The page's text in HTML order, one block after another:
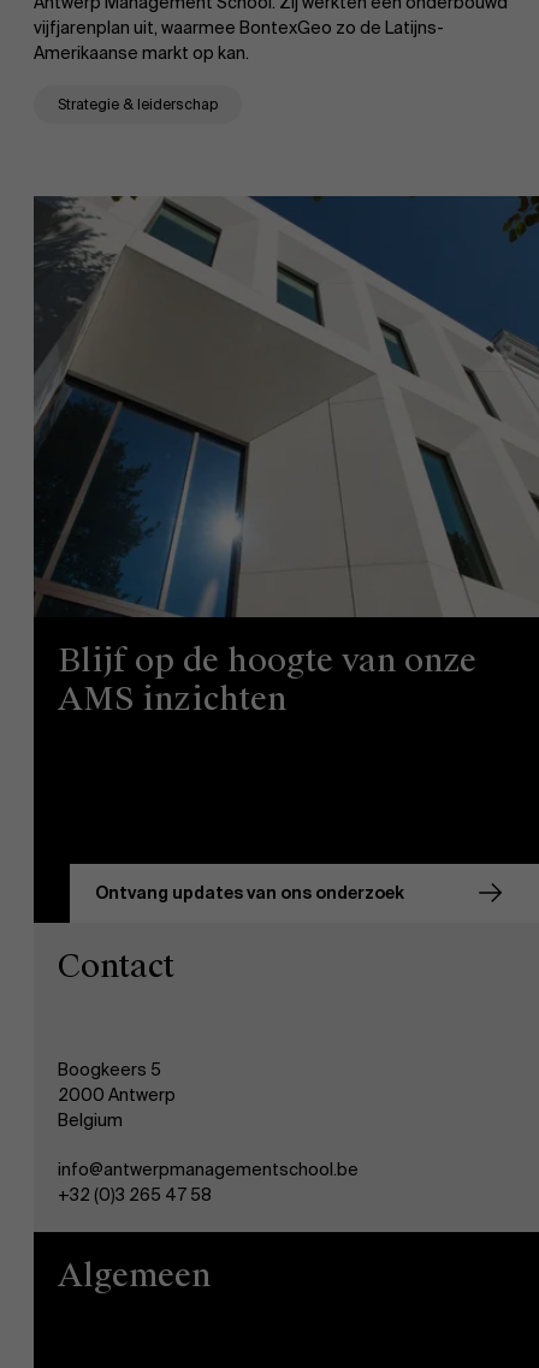
vijfjarenplan uit, waarmee BontexGeo zo de Latijns-
Amerikaanse markt op kan.
Strategie & leiderschap
Blijf op de hoogte van onze
AMS inzichten
Ontvang updates van ons onderzoek
Contact
Boogkeers 5
2000 Antwerp
Belgium
info@antwerpmanagementschool.be
+32 (0)3 265 47 58
Algemeen